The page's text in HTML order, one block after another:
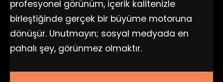
profesyonel görünüm, içerik kalitenizle
birleştiğinde gerçek bir büyüme motoruna
dönüşür. Unutmayın; sosyal medyada en
pahalı şey, görünmez olmaktır.